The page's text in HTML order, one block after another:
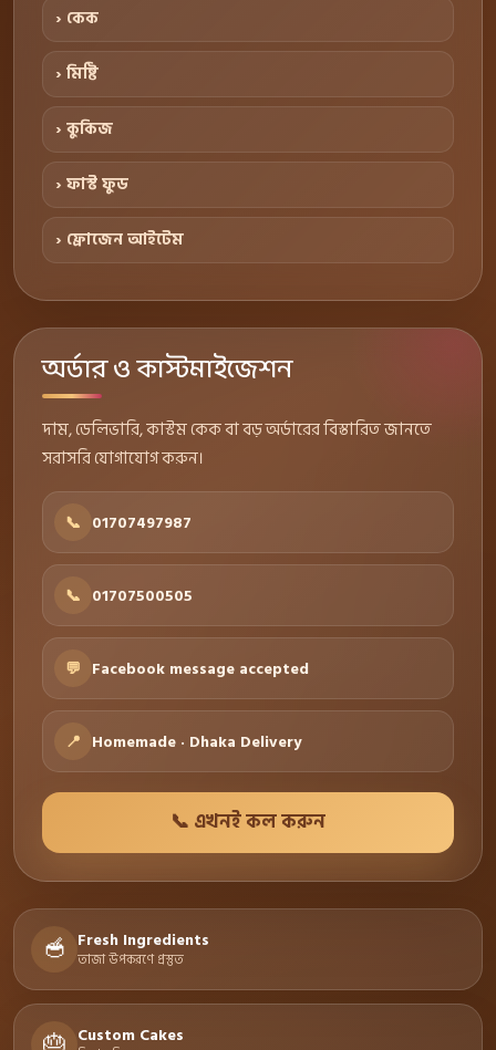
› কেক
› মিষ্টি
› কুকিজ
› ফাস্ট ফুড
› ফ্রোজেন আইটেম
অর্ডার ও কাস্টমাইজেশন
দাম, ডেলিভারি, কাস্টম কেক বা বড় অর্ডারের বিস্তারিত জানতে
সরাসরি যোগাযোগ করুন।
📞 01707497987
📞 01707500505
💬 Facebook message accepted
📍 Homemade · Dhaka Delivery
📞 এখনই কল করুন
🥣 Fresh Ingredients
তাজা উপকরণে প্রস্তুত
Custom Cakes